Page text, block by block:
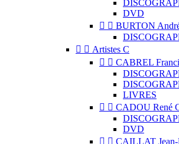
DVD
  BURTON
  Artistes C
  CABREL
LIVRES
  CADOU René
DVD
  CAILLAT